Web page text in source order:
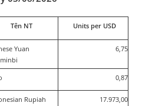
Tên NT Units per USD
Yuan
6,75
0,87
Rupiah 17.973,00